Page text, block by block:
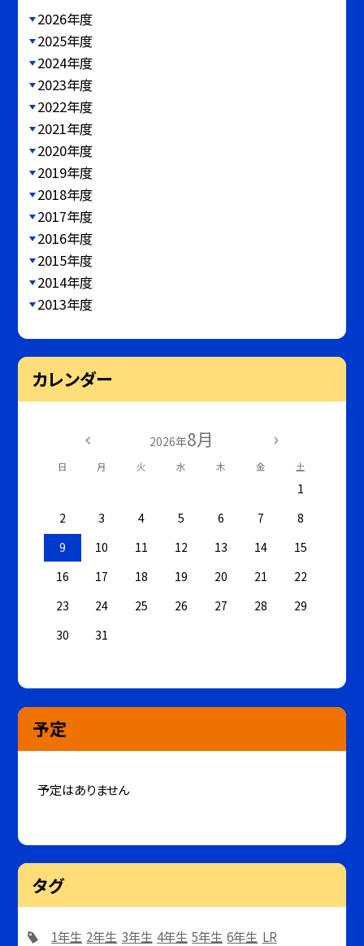
2026年度
2025年度
2024年度
2023年度
2022年度
2021年度
2020年度
2019年度
2018年度
2017年度
2016年度
2015年度
2014年度
2013年度
カレンダー
2026年8月
日 月 火 水 木 金 土
1
2
3 4 5 6 7
8
9
10 11 12 13 14
15
16
17 18 19 20 21
22
23
24 25 26 27 28
29
30
31
予定
予定はありません
タグ
1年生 2年生 3年生 4年生 5年生 6年生 LR